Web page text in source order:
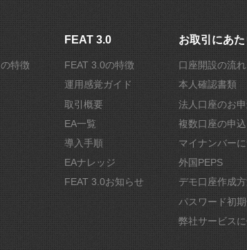
特徴
FEAT 3.0
FEAT 3.0の特徴
運用感覚ガイド
取引概要
EA一覧
導入手順
EAナレッジ
FEAT 3.0お知らせ
お取引にあた
口座開設の流れ
本人確認書類
法人口座のお
複数口座の申込
マイナンバー
外国PEPS
デモ口座作成
パスワード初
弊社サービス